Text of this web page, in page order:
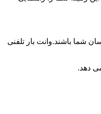
شما باشند.وانت بار تلفنی
دهد.